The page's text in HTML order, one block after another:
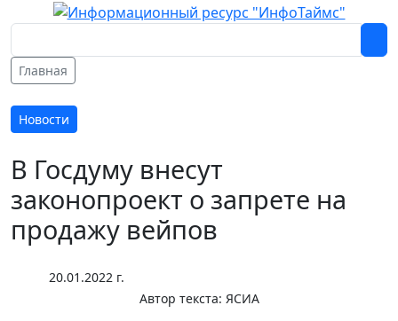
Главная
Новости
В Госдуму внесут
законопроект о запрете на
продажу вейпов
20.01.2022 г.
Автор текста: ЯСИА